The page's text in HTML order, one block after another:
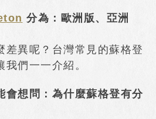
分為：歐洲版、亞洲
差異呢？台灣常見的蘇格登
們一一介紹。
想問： 為什麼蘇格登有分